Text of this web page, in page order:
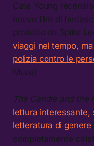
Cate Young
nuovo film di
prodotto da Spike
viaggi nel tempo,
polizia contro le
Muse)
The Candle and the
lettura interessante,
letteratura di genere
completamente